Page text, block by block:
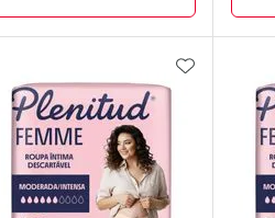
Laboratório
Por Menos